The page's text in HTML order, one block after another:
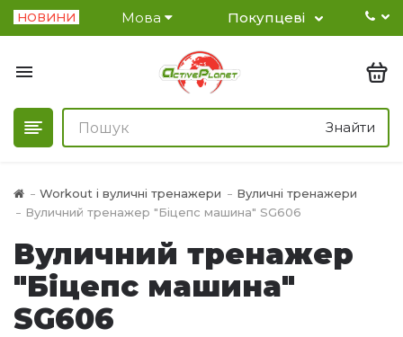
НОВИНИ Мова Покупцеві
Знайти
Workout і вуличні тренажери
Вуличні тренажери
Вуличний тренажер "Біцепс машина" SG606
Вуличний тренажер
"Біцепс машина"
SG606